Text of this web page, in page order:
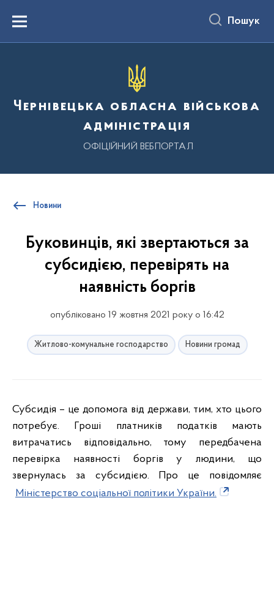
вмістуMenu Пошук
Чернівецька обласна військова
адміністрація
ОФІЦІЙНИЙ ВЕБПОРТАЛ
Новини
Буковинців, які звертаються за
субсидією, перевірять на
наявність боргів
опубліковано 19 жовтня 2021 року о 16:42
Житлово-комунальне господарство Новини громад
Субсидія – це допомога від держави, тим, хто цього
потребує. Гроші платників податків мають
витрачатись відповідально, тому передбачена
перевірка наявності боргів у людини, що
звернулась за субсидією. Про це повідомляє
Міністерство соціальної політики України.